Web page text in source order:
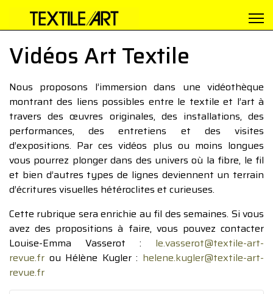
Vidéos Art Textile
Nous proposons l’immersion dans une vidéothèque
montrant des liens possibles entre le textile et l’art à
travers des œuvres originales, des installations, des
performances, des entretiens et des visites
d’expositions. Par ces vidéos plus ou moins longues
vous pourrez plonger dans des univers où la fibre, le fil
et bien d’autres types de lignes deviennent un terrain
d’écritures visuelles hétéroclites et curieuses.
Cette rubrique sera enrichie au fil des semaines. Si vous
avez des propositions à faire, vous pouvez contacter
Louise-Emma Vasserot : le.vasserot@textile-art-
revue.fr ou Hélène Kugler : helene.kugler@textile-art-
revue.fr